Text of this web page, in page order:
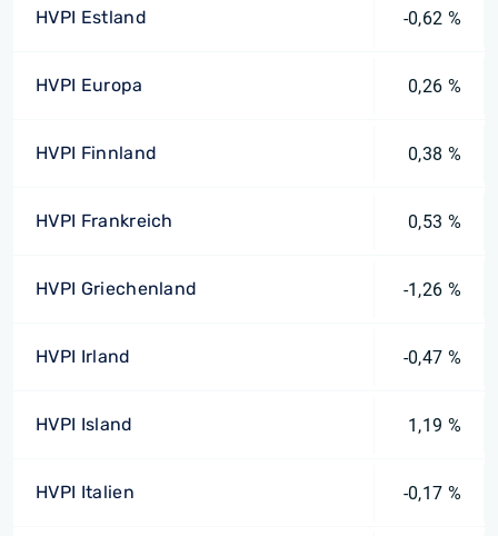
HVPI Estland -0,62 %
HVPI Europa 0,26 %
HVPI Finnland 0,38 %
HVPI Frankreich 0,53 %
HVPI Griechenland -1,26 %
HVPI Irland -0,47 %
HVPI Island 1,19 %
HVPI Italien -0,17 %